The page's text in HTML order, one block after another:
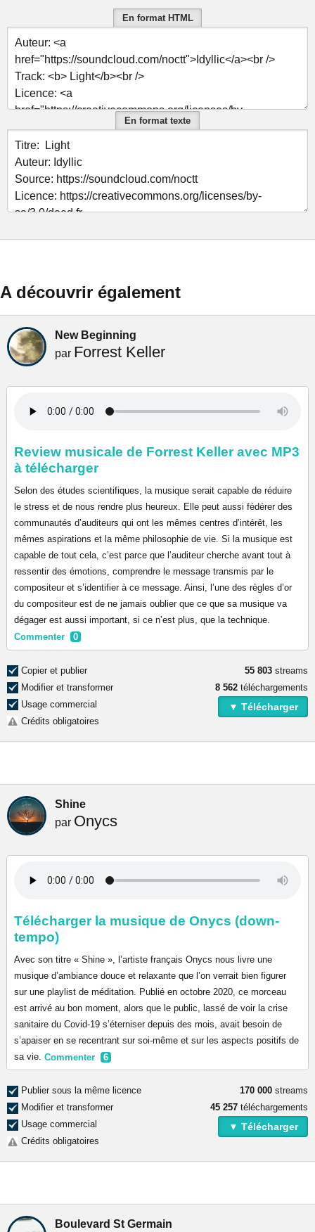
En format HTML
En format texte
A découvrir également
New Beginning
par Forrest Keller
Review musicale de Forrest Keller avec MP3
à télécharger
Selon des études scientifiques, la musique serait capable de réduire
le stress et de nous rendre plus heureux. Elle peut aussi fédérer des
communautés d’auditeurs qui ont les mêmes centres d’intérêt, les
mêmes aspirations et la même philosophie de vie. Si la musique est
capable de tout cela, c’est parce que l’auditeur cherche avant tout à
ressentir des émotions, comprendre le message transmis par le
compositeur et s’identifier à ce message. Ainsi, l’une des règles d’or
du compositeur est de ne jamais oublier que ce que sa musique va
dégager est aussi important, si ce n’est plus, que la technique.
Commenter 0
Copier et publier
Modifier et transformer
Usage commercial
Crédits obligatoires
55 803 streams
8 562 téléchargements
▼ Télécharger
Shine
par Onycs
Télécharger la musique de Onycs (down-
tempo)
Avec son titre « Shine », l’artiste français Onycs nous livre une
musique d’ambiance douce et relaxante que l’on verrait bien figurer
sur une playlist de méditation. Publié en octobre 2020, ce morceau
est arrivé au bon moment, alors que le public, lassé de voir la crise
sanitaire du Covid-19 s’éterniser depuis des mois, avait besoin de
s’apaiser en se recentrant sur soi-même et sur les aspects positifs de
sa vie. Commenter 6
Publier sous la même licence
Modifier et transformer
Usage commercial
Crédits obligatoires
170 000 streams
45 257 téléchargements
▼ Télécharger
Boulevard St Germain